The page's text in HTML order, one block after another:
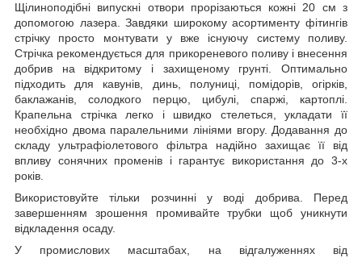
Щілиноподібні випускні отвори прорізаються кожні 20 см з
допомогою лазера. Завдяки широкому асортименту фітингів
стрічку просто монтувати у вже існуючу систему поливу.
Стрічка рекомендується для прикореневого поливу і внесення
добрив на відкритому і захищеному грунті. Оптимально
підходить для кавунів, динь, полуниці, помідорів, огірків,
баклажанів, солодкого перцю, цибулі, спаржі, картоплі.
Крапельна стрічка легко і швидко стелеться, укладати її
необхідно двома паралельними лініями вгору. Додавання до
складу ультрафіолетового фільтра надійно захищає її від
впливу сонячних променів і гарантує використання до 3-х
років.
Використовуйте тільки розчинні у воді добрива. Перед
завершенням зрошення промивайте трубки щоб уникнути
відкладення осаду.
У промислових масштабах, на відгалуженнях від